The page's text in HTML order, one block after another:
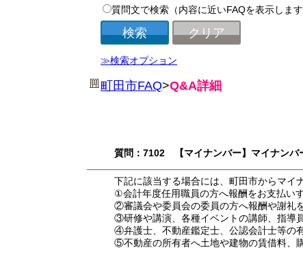
質問文で検索（内容に近いFAQを表示します
≫検索オプション
町田市FAQ>Q&A詳細
質問：7102 【マイナンバー】マイナンバ
下記に該当する場合には、町田市からマイ
①会計年度任用職員の方へ報酬をお支払い
②審議会や委員会の委員の方へ報酬や謝礼
③研修や講演、各種イベントの講師、指導
④弁護士、不動産鑑定士、公認会計士等の
⑤不動産の所有者へ土地や建物の賃借料、